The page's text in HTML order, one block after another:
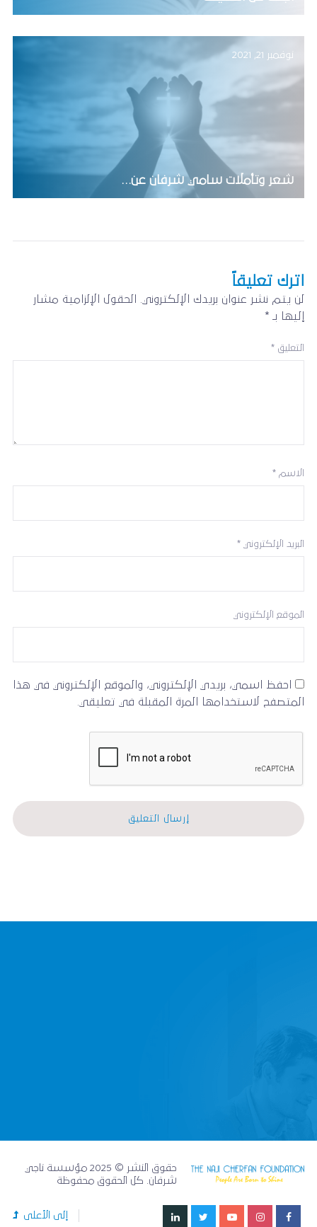
نوفمبر 21, 2021
شعر وتأملات سامي شرفان عن…
اترك تعليقاً
لن يتم نشر عنوان بريدك الإلكتروني.
الحقول الإلزامية مشار
إليها بـ *
التعليق *
الاسم *
البريد الإلكتروني *
الموقع الإلكتروني
احفظ اسمي، بريدي الإلكتروني، والموقع الإلكتروني في هذا
المتصفح لاستخدامها المرة المقبلة في تعليقي.
حقوق النشر © 2025 مؤسسة ناجي
شرفان. كل الحقوق محفوظة
إلى الأعلى